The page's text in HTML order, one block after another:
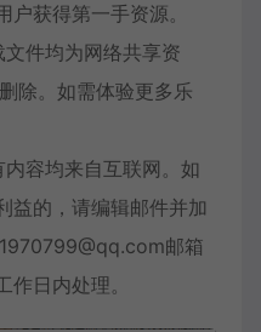
获得第一手资源。
件均为网络共享资
除。如需体验更多乐
容均来自互联网。如
益的，请编辑邮件并加
邮箱
日内处理。